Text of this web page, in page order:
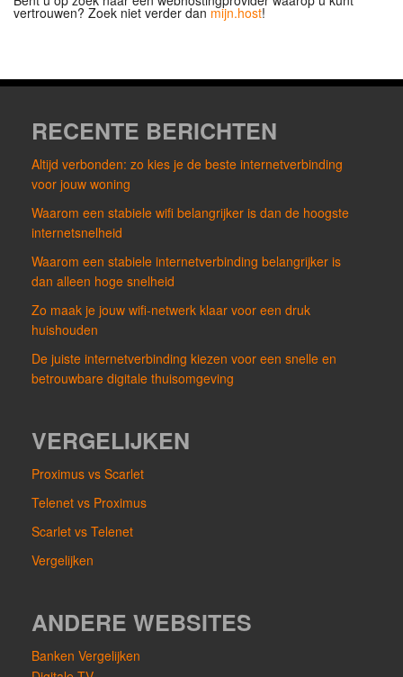
vertrouwen? Zoek niet verder dan mijn.host!
RECENTE BERICHTEN
Altijd verbonden: zo kies je de beste internetverbinding
voor jouw woning
Waarom een stabiele wifi belangrijker is dan de hoogste
internetsnelheid
Waarom een stabiele internetverbinding belangrijker is
dan alleen hoge snelheid
Zo maak je jouw wifi-netwerk klaar voor een druk
huishouden
De juiste internetverbinding kiezen voor een snelle en
betrouwbare digitale thuisomgeving
VERGELIJKEN
Proximus vs Scarlet
Telenet vs Proximus
Scarlet vs Telenet
Vergelijken
ANDERE WEBSITES
Banken Vergelijken